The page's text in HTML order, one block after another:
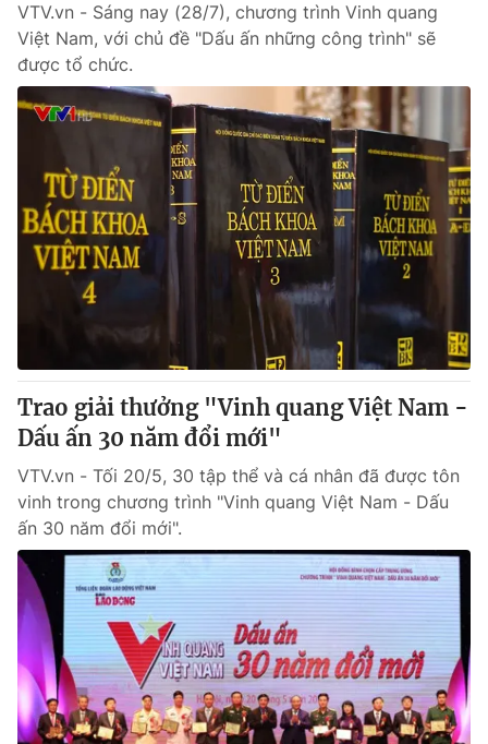
THỜI BÁO VTV
Theo dõi báo trên
Cơ quan chủ quản:
Đài Truyền hình Việt Nam
Cơ quan báo chí:
Giấy phép hoạt động báo in và báo điện tử số 483/GP-BTTTT
cấp ngày 29/12/2023
Tổng Biên tập:
Vũ Thanh Thủy
Phó Tổng Biên tập:Nguyễn Thị Mỹ Hạnh, Phạm Quốc Thắng,
Nguyễn Trọng Ninh
Tổng đài VTV:024.38 355 931 - 024.38 355 932
Ðiện thoại Thời báo VTV: 024.66 897 897
Email:toasoan@vtv.vn
Liên hệ quảng cáo:024-7300.7108
VTV.vn - Sáng nay (28/7), chương trình Vinh quang
Việt Nam, với chủ đề "Dấu ấn những công trình" sẽ
được tổ chức.
Trao giải thưởng "Vinh quang Việt Nam -
Dấu ấn 30 năm đổi mới"
VTV.vn - Tối 20/5, 30 tập thể và cá nhân đã được tôn
vinh trong chương trình "Vinh quang Việt Nam - Dấu
ấn 30 năm đổi mới".